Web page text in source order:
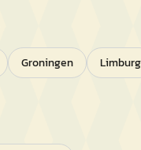
Groningen Limburg